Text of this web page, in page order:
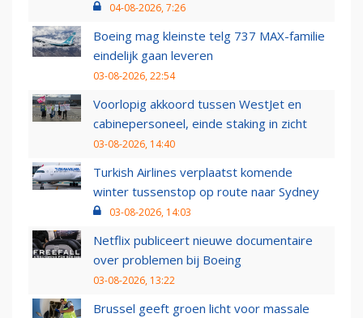
04-08-2026, 7:26
Boeing mag kleinste telg 737 MAX-familie
eindelijk gaan leveren
03-08-2026, 22:54
Voorlopig akkoord tussen WestJet en
cabinepersoneel, einde staking in zicht
03-08-2026, 14:40
Turkish Airlines verplaatst komende
winter tussenstop op route naar Sydney
03-08-2026, 14:03
Netflix publiceert nieuwe documentaire
over problemen bij Boeing
03-08-2026, 13:22
Brussel geeft groen licht voor massale